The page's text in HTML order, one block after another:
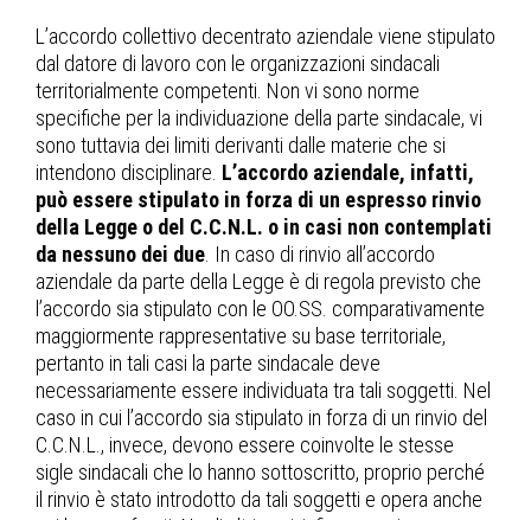
L’accordo collettivo decentrato aziendale viene stipulato
dal datore di lavoro con le organizzazioni sindacali
territorialmente competenti. Non vi sono norme
specifiche per la individuazione della parte sindacale, vi
sono tuttavia dei limiti derivanti dalle materie che si
intendono disciplinare. L’accordo aziendale, infatti,
può essere stipulato in forza di un espresso rinvio
della Legge o del C.C.N.L. o in casi non contemplati
da nessuno dei due. In caso di rinvio all’accordo
aziendale da parte della Legge è di regola previsto che
l’accordo sia stipulato con le OO.SS. comparativamente
maggiormente rappresentative su base territoriale,
pertanto in tali casi la parte sindacale deve
necessariamente essere individuata tra tali soggetti. Nel
caso in cui l’accordo sia stipulato in forza di un rinvio del
C.C.N.L., invece, devono essere coinvolte le stesse
sigle sindacali che lo hanno sottoscritto, proprio perché
il rinvio è stato introdotto da tali soggetti e opera anche